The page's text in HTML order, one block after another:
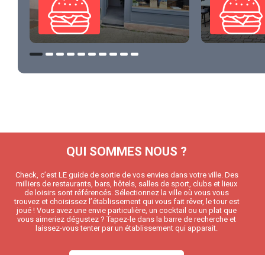
QUI SOMMES NOUS ?
Check, c’est LE guide de sortie de vos envies dans votre ville. Des
milliers de restaurants, bars, hôtels, salles de sport, clubs et lieux
de loisirs sont référencés. Sélectionnez la ville où vous vous
trouvez et choisissez l’établissement qui vous fait rêver, le tour est
joué ! Vous avez une envie particulière, un cocktail ou un plat que
vous aimeriez dégustez ? Tapez-le dans la barre de recherche et
laissez-vous tenter par un établissement qui apparait.